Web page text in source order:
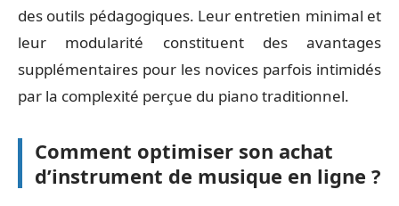
des outils pédagogiques. Leur entretien minimal et
leur modularité constituent des avantages
supplémentaires pour les novices parfois intimidés
par la complexité perçue du piano traditionnel.
Comment optimiser son achat
d’instrument de musique en ligne ?